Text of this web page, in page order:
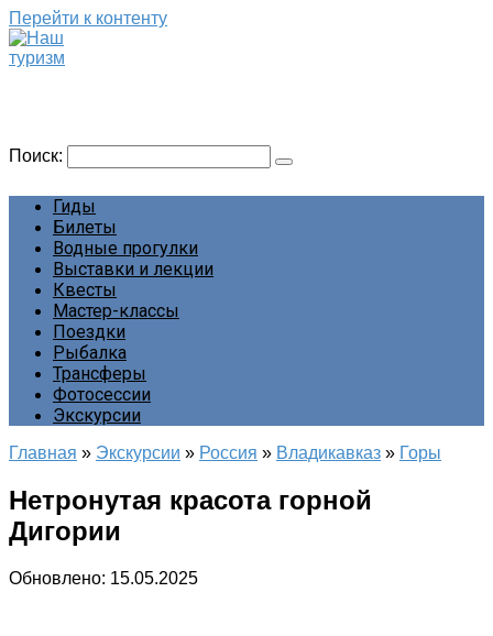
Перейти к контенту
Поиск:
Гиды
Билеты
Водные прогулки
Выставки и лекции
Квесты
Мастер-классы
Поездки
Рыбалка
Трансферы
Фотосессии
Экскурсии
Главная » Экскурсии » Россия » Владикавказ » Горы
Нетронутая красота горной
Дигории
Обновлено: 15.05.2025